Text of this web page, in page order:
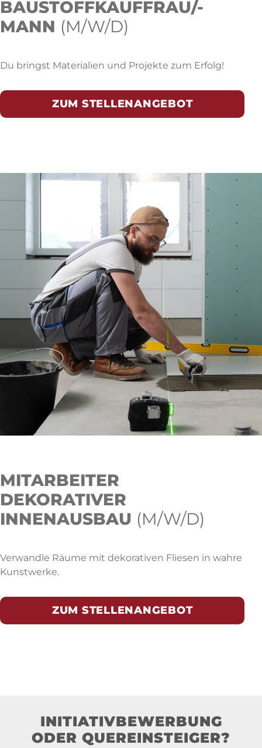
BAUSTOFFKAUFFRAU/-
MANN
Du bringst Materialien und Projekte zum Erfolg!
ZUM STELLENANGEBOT
MITARBEITER
DEKORATIVER
INNENAUSBAU
Verwandle Räume mit dekorativen Fliesen in wahre
Kunstwerke.
ZUM STELLENANGEBOT
INITIATIV­BEWERBUNG
ODER QUEREINSTEIGER?